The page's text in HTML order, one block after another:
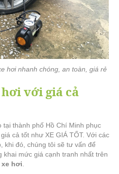
hơi nhanh chóng, an toàn, giá rẻ
với giá cả
thành phố Hồ Chí Minh phục
cả tốt như XE GIÁ TỐT. Với các
khi đó, chúng tôi sẽ tư vấn để
khai mức giá cạnh tranh nhất trên
hơi